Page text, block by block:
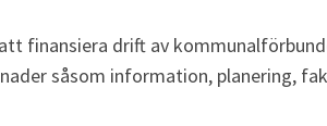
finansiera drift av
såsom information, planering,